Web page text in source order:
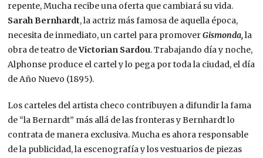
repente, Mucha recibe una oferta que cambiará su vida.
Sarah Bernhardt, la actriz más famosa de aquella época,
necesita de inmediato, un cartel para promoverGismonda,la
obra de teatro deVictorian Sardou. Trabajando día y noche,
Alphonse produce el cartel y lo pega por toda la ciudad, el día
de Año Nuevo (1895).
Los carteles del artista checo contribuyen a difundir la fama
de “la Bernardt” más allá de las fronteras y Bernhardt lo
contrata de manera exclusiva. Mucha es ahora responsable
de la publicidad, la escenografía y los vestuarios de piezas